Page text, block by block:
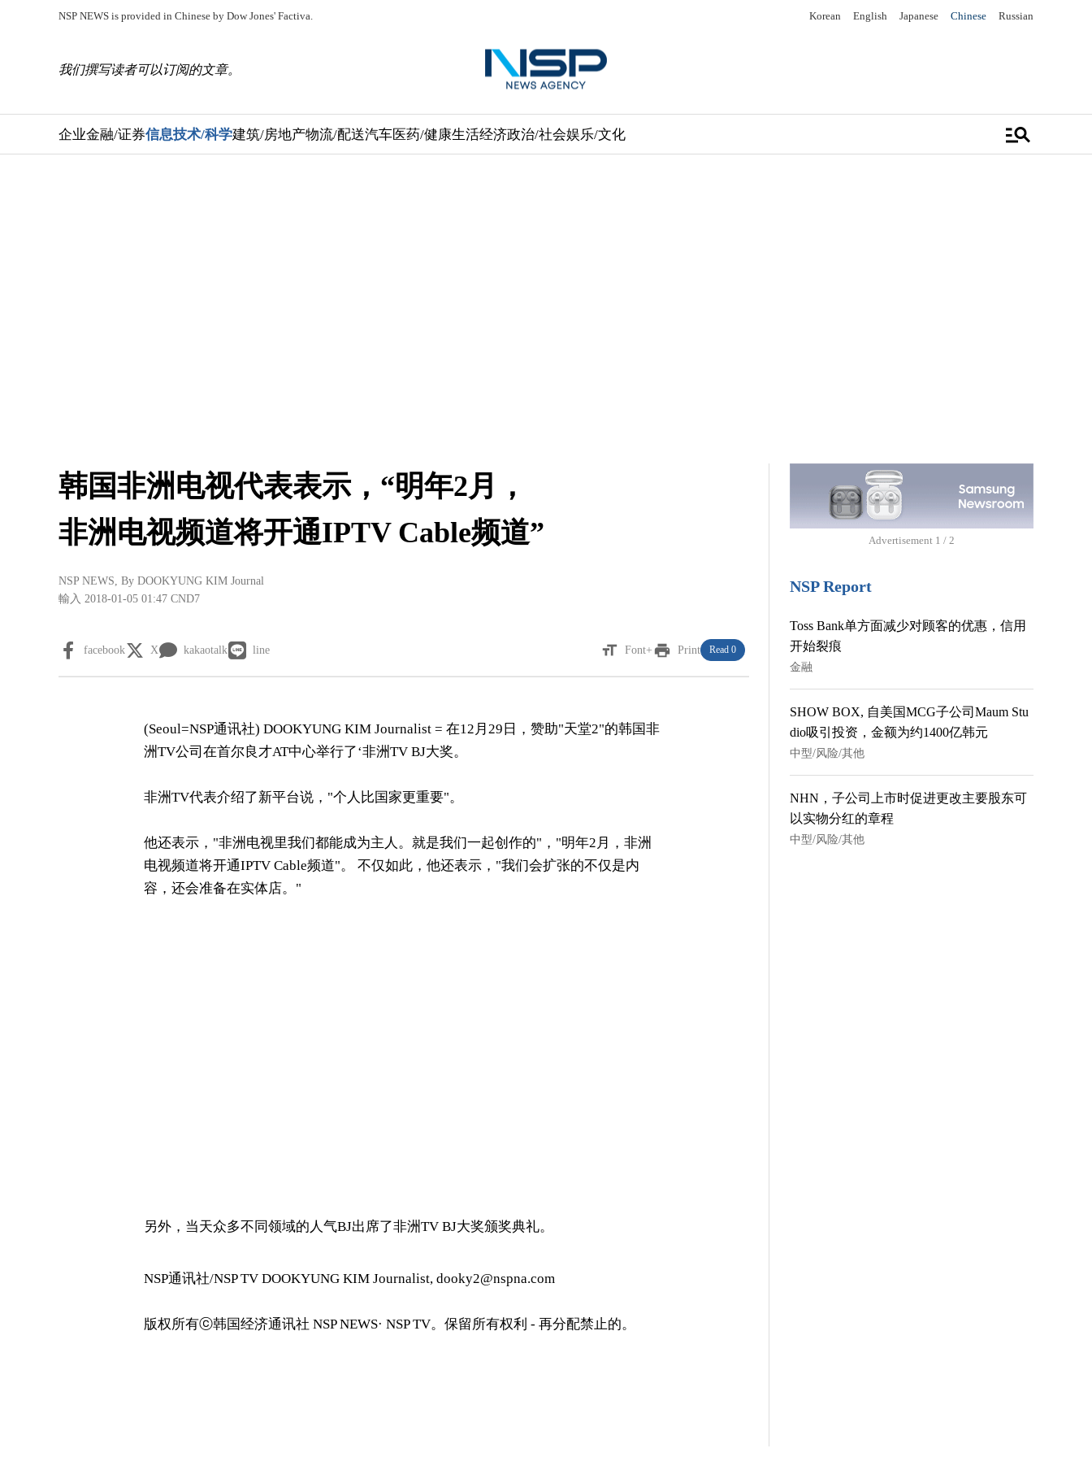
NSP NEWS is provided in Chinese by Dow Jones' Factiva. Korean English Japanese Chinese Russian
我们撰写读者可以订阅的文章。
企业金融/证券信息技术/科学建筑/房地产物流/配送汽车医药/健康生活经济政治/社会娱乐/文化 manage_search
韩国非洲电视代表表示，“明年2月，
非洲电视频道将开通IPTV Cable频道”
NSP NEWS, By DOOKYUNG KIM Journal
輸入 2018-01-05 01:47 CND7
facebook X kakaotalk line format_size Font+ print Print Read 0
(Seoul= NSP通讯社) DOOKYUNG KIM Journalist = 在12月29日，赞助"天堂2"的韩国非
洲TV公司在首尔良才AT中心举行了‘非洲TV BJ大奖。
非洲TV代表介绍了新平台说，"个人比国家更重要"。
他还表示，"非洲电视里我们都能成为主人。就是我们一起创作的"，"明年2月，非洲
电视频道将开通IPTV Cable频道"。 不仅如此，他还表示，"我们会扩张的不仅是内
容，还会准备在实体店。"
另外，当天众多不同领域的人气BJ出席了非洲TV BJ大奖颁奖典礼。
NSP通讯社/NSP TV DOOKYUNG KIM Journalist, dooky2@nspna.com
版权所有ⓒ韩国经济通讯社 NSP NEWS· NSP TV。保留所有权利 - 再分配禁止的。
Advertisement 1 / 2
NSP Report
Toss Bank单方面减少对顾客的优惠，信用
开始裂痕
金融
SHOW BOX, 自美国MCG子公司Maum Stu
dio吸引投资，金额为约1400亿韩元
中型/风险/其他
NHN，子公司上市时促进更改主要股东可
以实物分红的章程
中型/风险/其他